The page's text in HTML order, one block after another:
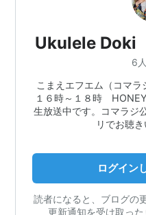
Ukulele Doki
6
こまえエフエム（コマ
１６時～１８時
生放送中です。コマラジ
リでお聴き
ログイン
読者になると、ブログの
更新通知を受け取った